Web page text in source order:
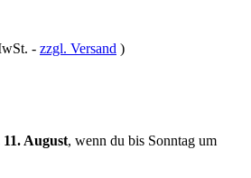
- zzgl. Versand )
August, wenn du bis Sonntag um